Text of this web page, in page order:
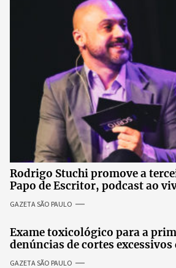
Rodrigo Stuchi promove a
Papo de Escritor, podcast ao
especialistas para discutir
prosperidade.
GAZETA SÃO PAULO
Exame toxicológico para a
denúncias de cortes excessivos
revolta entre candidatas
GAZETA SÃO PAULO